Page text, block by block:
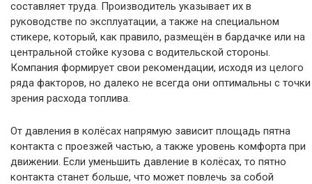
составляет труда. Производитель указывает их в
руководстве по эксплуатации, а также на специальном
стикере, который, как правило, размещён в бардачке или на
центральной стойке кузова с водительской стороны.
Компания формирует свои рекомендации, исходя из целого
ряда факторов, но далеко не всегда они оптимальны с точки
зрения расхода топлива.
От давления в колёсах напрямую зависит площадь пятна
контакта с проезжей частью, а также уровень комфорта при
движении. Если уменьшить давление в колёсах, то пятно
контакта станет больше, что может повлечь за собой